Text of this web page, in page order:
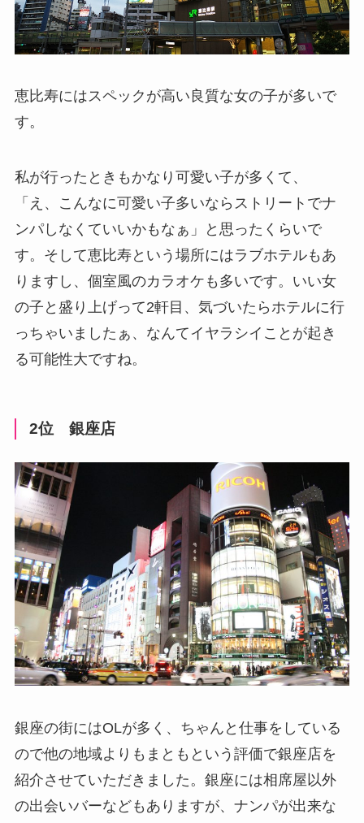
恵比寿にはスペックが高い良質な女の子が多いで
す。
私が行ったときもかなり可愛い子が多くて、
「え、こんなに可愛い子多いならストリートでナ
ンパしなくていいかもなぁ」と思ったくらいで
す。そして恵比寿という場所にはラブホテルもあ
りますし、個室風のカラオケも多いです。いい女
の子と盛り上げって2軒目、気づいたらホテルに行
っちゃいましたぁ、なんてイヤラシイことが起き
る可能性大ですね。
2位 銀座店
銀座の街にはOLが多く、ちゃんと仕事をしている
ので他の地域よりもまともという評価で銀座店を
紹介させていただきました。銀座には相席屋以外
の出会いバーなどもありますが、ナンパが出来な